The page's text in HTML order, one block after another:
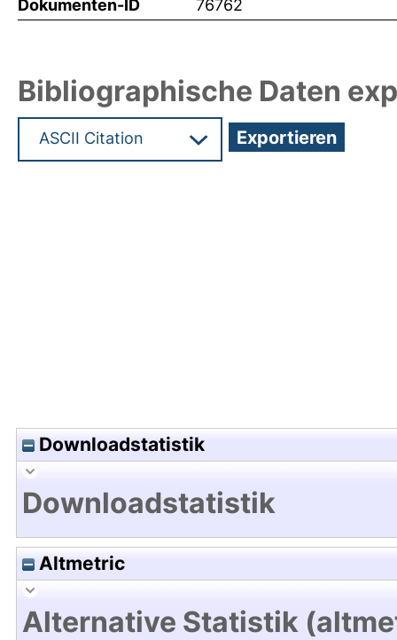
Dokumenten-ID 76762
Bibliographische Daten
Downloadstatistik
Downloadstatistik
Altmetric
Alternative Statistik